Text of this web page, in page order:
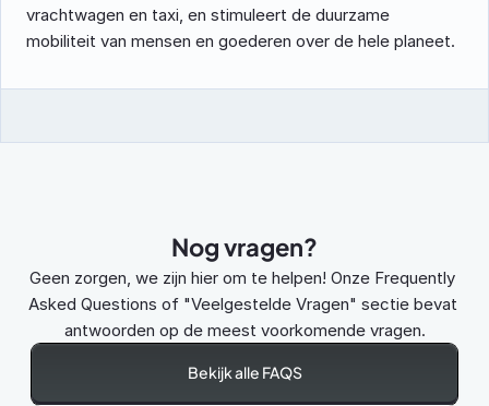
vrachtwagen en taxi, en stimuleert de duurzame
mobiliteit van mensen en goederen over de hele planeet.
Nog vragen?
Geen zorgen, we zijn hier om te helpen! Onze Frequently
Asked Questions of "Veelgestelde Vragen" sectie bevat
antwoorden op de meest voorkomende vragen.
Bekijk alle FAQS